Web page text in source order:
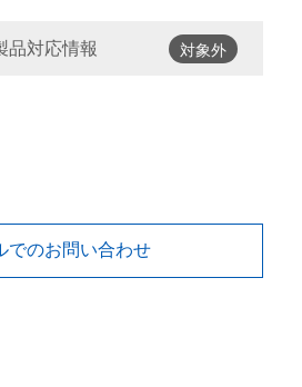
品対応情報 対象外
でのお問い合わせ